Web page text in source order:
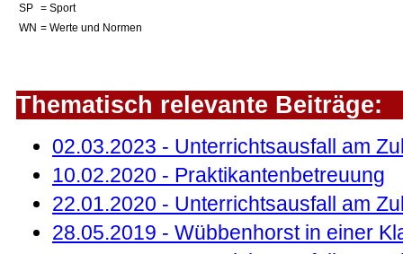
SP = Sport
WN = Werte und Normen
Thematisch relevante Beiträge:
02.03.2023 - Unterrichtsausfall am
10.02.2020 - Praktikantenbetreuung
22.01.2020 - Unterrichtsausfall am
28.05.2019 - Wübbenhorst in einer